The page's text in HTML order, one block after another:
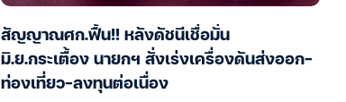
สัญญาณศก.ฟื้น!! หลังดัชนีเชื่อมั่น
มิ.ย.กระเตื้อง นายกฯ สั่งเร่งเครื่องดันส่งออก-
ท่องเที่ยว-ลงทุนต่อเนื่อง